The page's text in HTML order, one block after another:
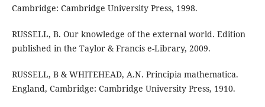
Cambridge: Cambridge University Press, 1998.
RUSSELL, B. Our knowledge of the external world. Edition
published in the Taylor & Francis e-Library, 2009.
RUSSELL, B & WHITEHEAD, A.N. Principia mathematica.
England, Cambridge: Cambridge University Press, 1910.